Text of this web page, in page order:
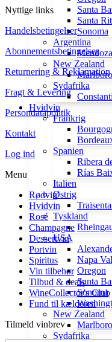
Santa
Santa
Sonoma
Argentina
Mendoza
New Zealand
Sydafrika
Hvidvin
Frankrig
Spanien
Ribera
Rías
Italien
Østrig
Tyskland
USA
Napa
Oregon
Santa
Sonoma
New Zealand
Sydafrika
Nyttige links
Handelsbetingelser
Abonnementsbetingelser
Returnering & Reklamation
Fragt & Levering
Persondatapolitik
Kontakt
Log ind
Menu
Rødvin
Hvidvin
Rosé
Champagne
Dessertvin
Portvin
Spiritus
Vin tilbehør
Tilbud & deals
WineCollector's Club
Fund til kælderen
Tilmeld vinbrev